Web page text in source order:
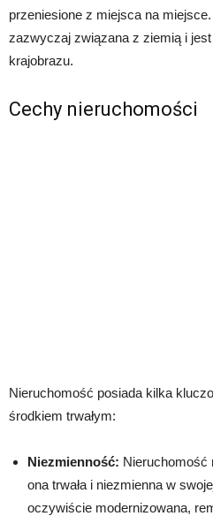
przeniesione z miejsca na
zazwyczaj związana z ziemią i jest
krajobrazu.
Cechy nieruchomości
Nieruchomość posiada kilka
środkiem trwałym:
Niezmienność: Nieruchomość
ona trwała i niezmienna w
oczywiście modernizowana,